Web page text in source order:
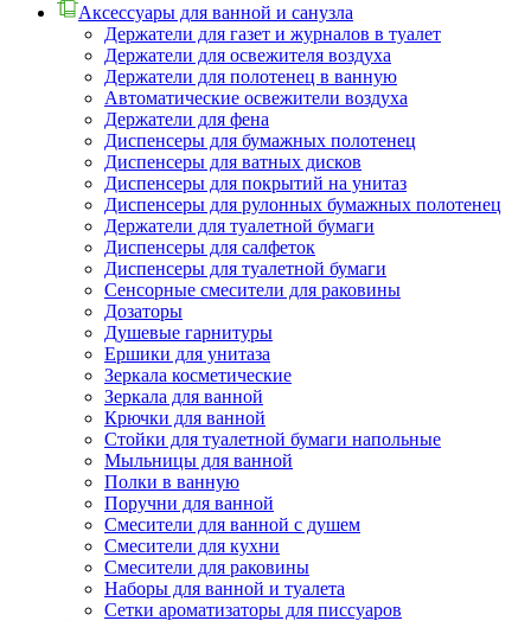
Аксессуары для ванной и санузла
Держатели для газет и журналов в туалет
Держатели для освежителя воздуха
Держатели для полотенец в ванную
Автоматические освежители воздуха
Держатели для фена
Диспенсеры для бумажных полотенец
Диспенсеры для ватных дисков
Диспенсеры для покрытий на унитаз
Диспенсеры для рулонных бумажных полотенец
Держатели для туалетной бумаги
Диспенсеры для салфеток
Диспенсеры для туалетной бумаги
Сенсорные смесители для раковины
Дозаторы
Душевые гарнитуры
Ершики для унитаза
Зеркала косметические
Зеркала для ванной
Крючки для ванной
Стойки для туалетной бумаги напольные
Мыльницы для ванной
Полки в ванную
Поручни для ванной
Смесители для ванной с душем
Смесители для кухни
Смесители для раковины
Наборы для ванной и туалета
Сетки ароматизаторы для писсуаров